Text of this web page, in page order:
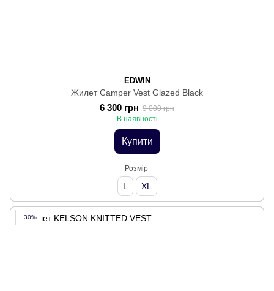
EDWIN
Жилет Camper Vest Glazed Black
6 300 грн 9 000 грн
В наявності
Купити
Розмір
L XL
−30%